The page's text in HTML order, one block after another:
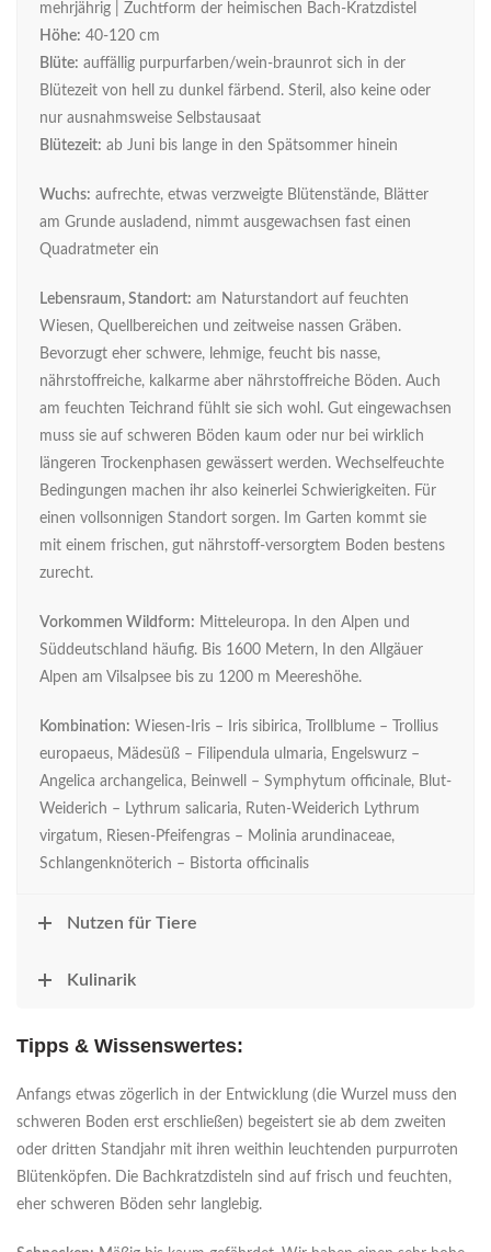
mehrjährig | Zuchtform der heimischen Bach-Kratzdistel
Höhe: 40-120 cm
Blüte: auffällig purpurfarben/wein-braunrot sich in der
Blütezeit von hell zu dunkel färbend. Steril, also keine oder
nur ausnahmsweise Selbstausaat
Blütezeit: ab Juni bis lange in den Spätsommer hinein
Wuchs: aufrechte, etwas verzweigte Blütenstände, Blätter
am Grunde ausladend, nimmt ausgewachsen fast einen
Quadratmeter ein
Lebensraum, Standort: am Naturstandort auf feuchten
Wiesen, Quellbereichen und zeitweise nassen Gräben.
Bevorzugt eher schwere, lehmige, feucht bis nasse,
nährstoffreiche, kalkarme aber nährstoffreiche Böden. Auch
am feuchten Teichrand fühlt sie sich wohl. Gut eingewachsen
muss sie auf schweren Böden kaum oder nur bei wirklich
längeren Trockenphasen gewässert werden. Wechselfeuchte
Bedingungen machen ihr also keinerlei Schwierigkeiten. Für
einen vollsonnigen Standort sorgen. Im Garten kommt sie
mit einem frischen, gut nährstoff-versorgtem Boden bestens
zurecht.
Vorkommen Wildform: Mitteleuropa. In den Alpen und
Süddeutschland häufig. Bis 1600 Metern, In den Allgäuer
Alpen am Vilsalpsee bis zu 1200 m Meereshöhe.
Kombination: Wiesen-Iris – Iris sibirica, Trollblume – Trollius
europaeus, Mädesüß – Filipendula ulmaria, Engelswurz –
Angelica archangelica, Beinwell – Symphytum officinale, Blut-
Weiderich – Lythrum salicaria, Ruten-Weiderich Lythrum
virgatum, Riesen-Pfeifengras – Molinia arundinaceae,
Schlangenknöterich – Bistorta officinalis
Nutzen für Tiere
Kulinarik
Tipps & Wissenswertes:
Anfangs etwas zögerlich in der Entwicklung (die Wurzel muss den
schweren Boden erst erschließen) begeistert sie ab dem zweiten
oder dritten Standjahr mit ihren weithin leuchtenden purpurroten
Blütenköpfen. Die Bachkratzdisteln sind auf frisch und feuchten,
eher schweren Böden sehr langlebig.